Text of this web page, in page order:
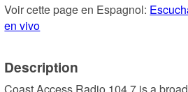
Voir cette page en Espagnol:
en vivo
Description